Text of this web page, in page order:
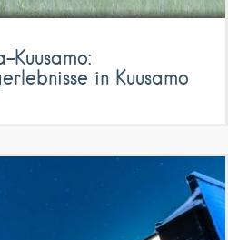
Kuusamo:
in Kuusamo